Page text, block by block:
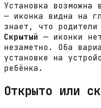
Установка возможна
— иконка видна на
знает, что
Скрытый — иконки
незаметно. Оба
установке на
ребёнка.
Открыто или